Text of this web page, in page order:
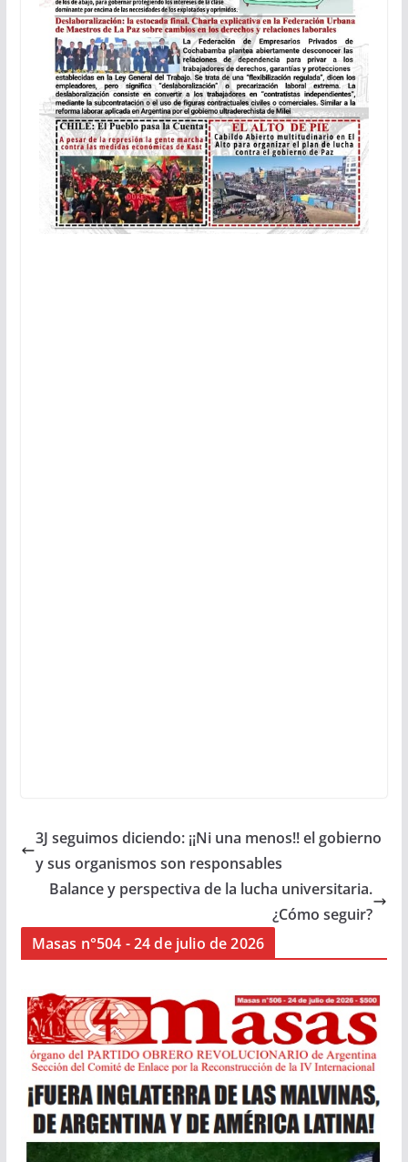
3J seguimos diciendo: ¡¡Ni una menos!! el gobierno
y sus organismos son responsables
Balance y perspectiva de la lucha universitaria.
¿Cómo seguir?
Masas n°504 - 24 de julio de 2026